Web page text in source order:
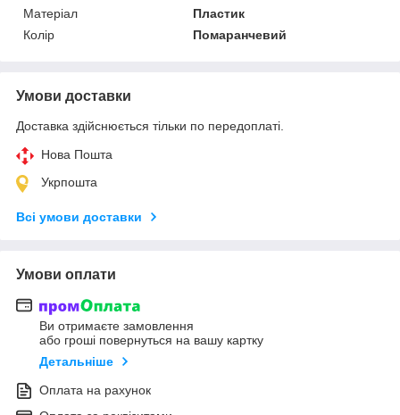
Матеріал
Пластик
Колір
Помаранчевий
Умови доставки
Доставка здійснюється тільки по передоплаті.
Нова Пошта
Укрпошта
Всі умови доставки
Умови оплати
Ви отримаєте замовлення
або гроші повернуться на вашу картку
Детальніше
Оплата на рахунок